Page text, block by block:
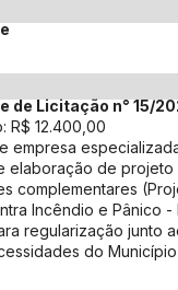
de Licitação n° 15/
R$ 12.400,00
empresa
elaboração de projeto
complementares
Incêndio e Pânico -
regularização junto
do